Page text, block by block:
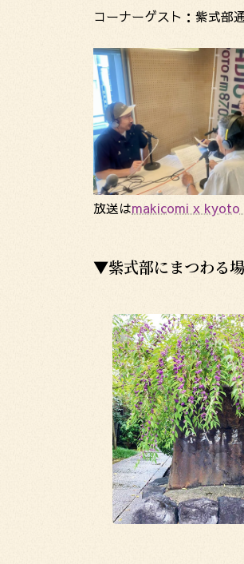
コーナーゲスト：紫式
放送はmakicomi x kyoto
▼紫式部にまつわる